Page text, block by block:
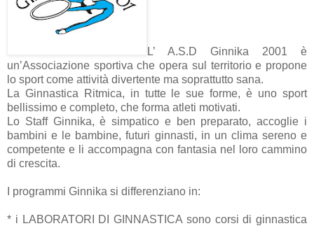
L’ A.S.D Ginnika 2001 è
un’Associazione sportiva che opera sul territorio e propone
lo sport come attività divertente ma soprattutto sana.
La Ginnastica Ritmica, in tutte le sue forme, è uno sport
bellissimo e completo, che forma atleti motivati.
Lo Staff Ginnika, è simpatico e ben preparato, accoglie i
bambini e le bambine, futuri ginnasti, in un clima sereno e
competente e li accompagna con fantasia nel loro cammino
di crescita.
I programmi Ginnika si differenziano in:
* i LABORATORI DI GINNASTICA sono corsi di ginnastica